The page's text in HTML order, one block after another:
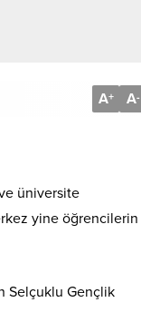
A+ A-
üniversite
yine öğrencilerin
Selçuklu Gençlik